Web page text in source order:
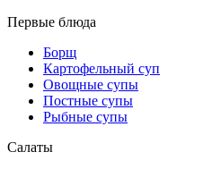
Первые блюда
Борщ
Картофельный суп
Овощные супы
Постные супы
Рыбные супы
Салаты